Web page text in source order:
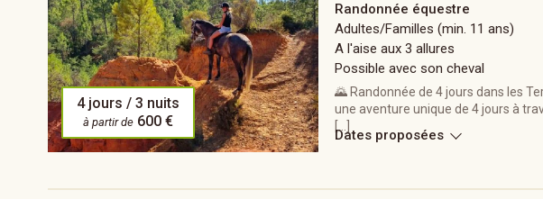
4 jours / 3 nuits
à partir de 600 €
Randonnée équestre
Adultes/Familles (min. 11 ans)
A l'aise aux 3 allures
Possible avec son cheval
🌄 Randonnée de 4 jours dans les
une aventure unique de 4 jours à
Dates proposées